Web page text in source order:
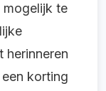
mogelijk te
herinneren
korting